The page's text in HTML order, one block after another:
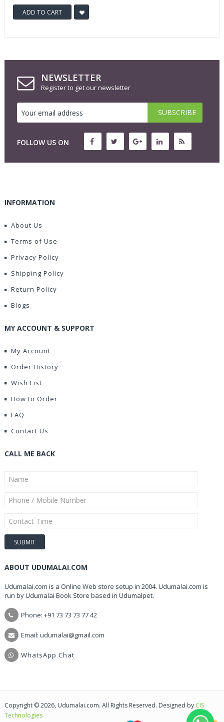
ADD TO CART
NEWSLETTER
Register to get our newsletter
FOLLOW US ON
INFORMATION
About Us
Terms of Use
Privacy Policy
Shipping Policy
Return Policy
Blogs
MY ACCOUNT & SUPPORT
My Account
Order History
Wish List
How to Order
FAQ
Contact Us
CALL ME BACK
ABOUT UDUMALAI.COM
Udumalai.com is a Online Web store setup in 2004. Udumalai.com is
run by Udumalai Book Store based in Udumalpet.
Phone: +91 73 73 73 77 42
Email: udumalai@gmail.com
WhatsApp Chat
Copyright © 2026, Udumalai.com. All Rights Reserved. Designed by CIS
Technologies